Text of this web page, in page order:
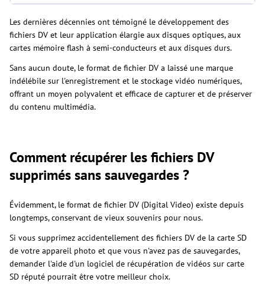
Les dernières décennies ont témoigné le développement des
fichiers DV et leur application élargie aux disques optiques, aux
cartes mémoire flash à semi-conducteurs et aux disques durs.
Sans aucun doute, le format de fichier DV a laissé une marque
indélébile sur l'enregistrement et le stockage vidéo numériques,
offrant un moyen polyvalent et efficace de capturer et de préserver
du contenu multimédia.
Comment récupérer les fichiers DV
supprimés sans sauvegardes ?
Évidemment, le format de fichier DV (Digital Video) existe depuis
longtemps, conservant de vieux souvenirs pour nous.
Si vous supprimez accidentellement des fichiers DV de la carte SD
de votre appareil photo et que vous n'avez pas de sauvegardes,
demander l'aide d'un logiciel de récupération de vidéos sur carte
SD réputé pourrait être votre meilleur choix.